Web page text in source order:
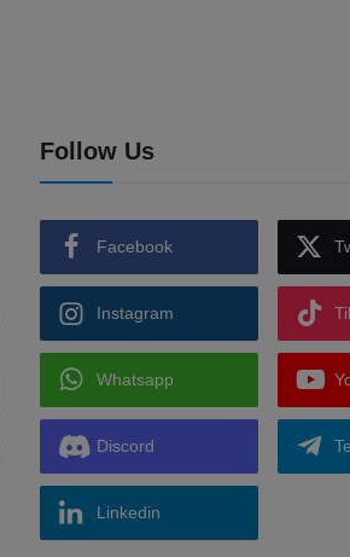
Follow Us
Facebook
Instagram
Whatsapp
Discord
Linkedin